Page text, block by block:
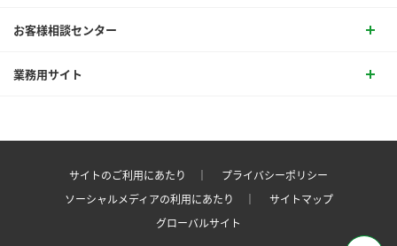
お客様相談センター
業務用サイト
サイトのご利用にあたり ｜
プライバシーポリシー
ソーシャルメディアの利用にあたり ｜
サイトマップ
グローバルサイト